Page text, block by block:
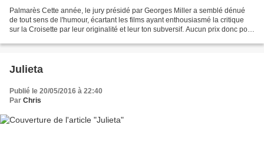
Palmarès Cette année, le jury présidé par Georges Miller a semblé dénué
de tout sens de l'humour, écartant les films ayant enthousiasmé la critique
sur la Croisette par leur originalité et leur ton subversif. Aucun prix donc pour
Julieta
Publié le 20/05/2016 à 22:40
Par Chris